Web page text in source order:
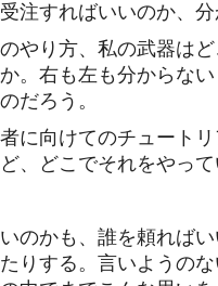
注すればいいのか、
やり方、私の武器は
。右も左も分からな
だろう。
に向けてのチュート
、どこでそれをやっ
のかも、誰を頼れば
りする。言いようの